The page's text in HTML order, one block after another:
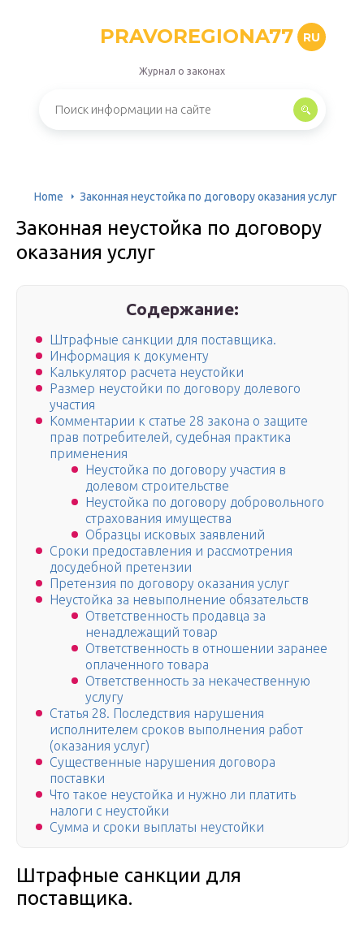
PRAVOREGIONA77 RU
Журнал о законах
Home Законная неустойка по договору оказания услуг
Законная неустойка по договору
оказания услуг
Содержание:
Штрафные санкции для поставщика.
Информация к документу
Калькулятор расчета неустойки
Размер неустойки по договору долевого
участия
Комментарии к статье 28 закона о защите
прав потребителей, судебная практика
применения
Неустойка по договору участия в
долевом строительстве
Неустойка по договору добровольного
страхования имущества
Образцы исковых заявлений
Сроки предоставления и рассмотрения
досудебной претензии
Претензия по договору оказания услуг
Неустойка за невыполнение обязательств
Ответственность продавца за
ненадлежащий товар
Ответственность в отношении заранее
оплаченного товара
Ответственность за некачественную
услугу
Статья 28. Последствия нарушения
исполнителем сроков выполнения работ
(оказания услуг)
Существенные нарушения договора
поставки
Что такое неустойка и нужно ли платить
налоги с неустойки
Сумма и сроки выплаты неустойки
Штрафные санкции для
поставщика.